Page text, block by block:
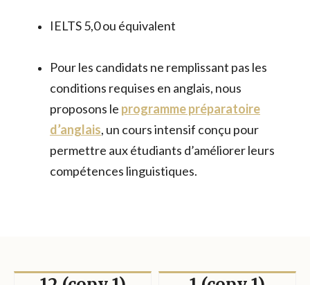
IELTS 5,0 ou équivalent
Pour les candidats ne remplissant pas les
conditions requises en anglais, nous
proposons le programme préparatoire
d’anglais, un cours intensif conçu pour
permettre aux étudiants d’améliorer leurs
compétences linguistiques.